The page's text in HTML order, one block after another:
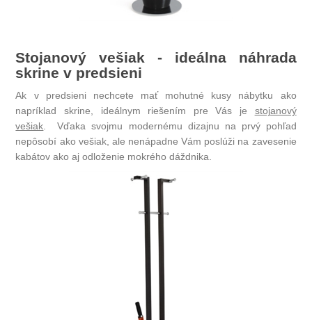
Stojanový vešiak - ideálna náhrada
skrine v predsieni
Ak v predsieni nechcete mať mohutné kusy nábytku ako
napríklad skrine, ideálnym riešením pre Vás je stojanový
vešiak . Vďaka svojmu modernému dizajnu na prvý pohľad
nepôsobí ako vešiak, ale nenápadne Vám poslúži na zavesenie
kabátov ako aj odloženie mokrého dáždnika.